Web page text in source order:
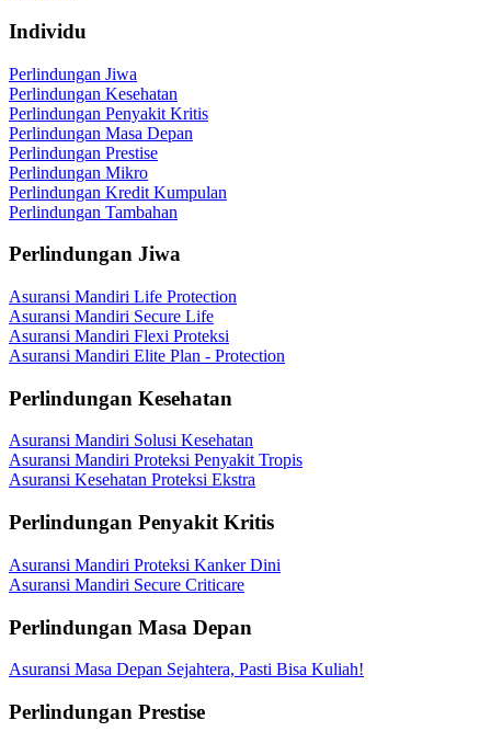
Individu
Perlindungan Jiwa
Perlindungan Kesehatan
Perlindungan Penyakit Kritis
Perlindungan Masa Depan
Perlindungan Prestise
Perlindungan Mikro
Perlindungan Kredit Kumpulan
Perlindungan Tambahan
Perlindungan Jiwa
Asuransi Mandiri Life Protection
Asuransi Mandiri Secure Life
Asuransi Mandiri Flexi Proteksi
Asuransi Mandiri Elite Plan - Protection
Perlindungan Kesehatan
Asuransi Mandiri Solusi Kesehatan
Asuransi Mandiri Proteksi Penyakit Tropis
Asuransi Kesehatan Proteksi Ekstra
Perlindungan Penyakit Kritis
Asuransi Mandiri Proteksi Kanker Dini
Asuransi Mandiri Secure Criticare
Perlindungan Masa Depan
Asuransi Masa Depan Sejahtera, Pasti Bisa Kuliah!
Perlindungan Prestise